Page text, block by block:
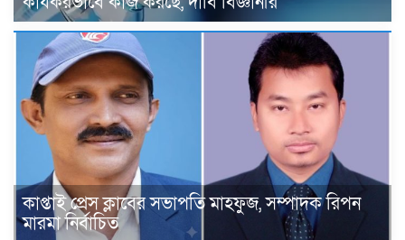
কাপ্তাই প্রেস ক্লাবের সভাপতি মাহফুজ, সম্পাদক রিপন
মারমা নির্বাচিত